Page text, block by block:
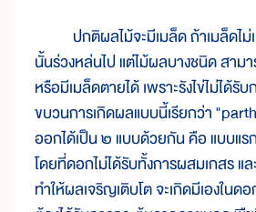
ปกติผลไม้จะมีเมล็ด ถ้าเมล็ดไม่
นั้นร่วงหล่นไป แต่ไม้ผลบางชนิด สาม
หรือมีเมล็ดตายได้ เพราะรังไข่ไม่ได้
ขบวนการเกิดผลแบบนี้เรียกว่า
ออกได้เป็น ๒ แบบด้วยกัน คือ แบบแร
โดยที่ดอกไม่ได้รับทั้งการผสมเกสร
ทำให้ผลเจริญเติบโต จะเกิดมีเองในด